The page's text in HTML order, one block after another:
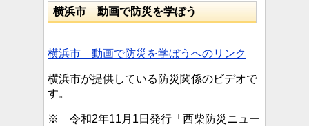
横浜市 動画で防災を学ぼう
横浜市 動画で防災を学ぼうへのリンク
横浜市が提供している防災関係のビデオで
す。
※ 令和2年11月1日発行「西柴防災ニュー